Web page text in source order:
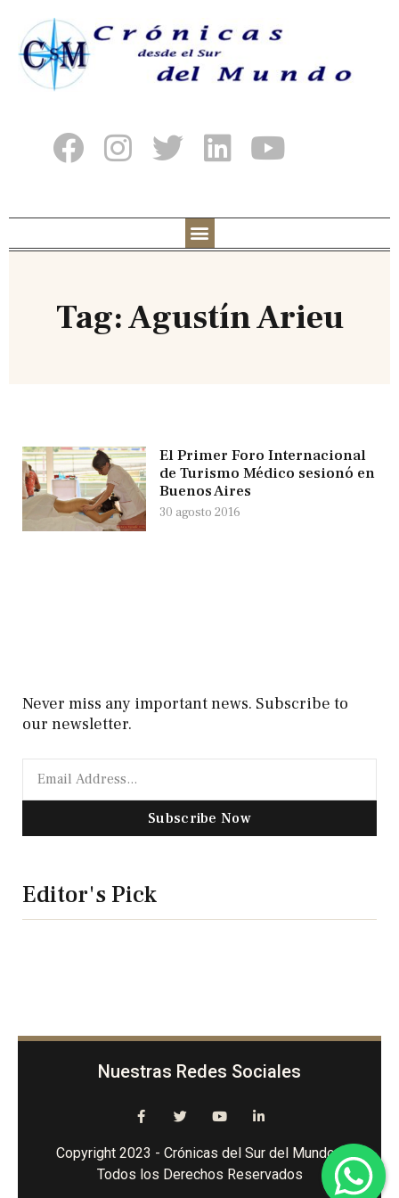
Tag: Agustín Arieu
El Primer Foro Internacional
de Turismo Médico sesionó en
Buenos Aires
30 agosto 2016
Never miss any important news. Subscribe to
our newsletter.
Subscribe Now
Editor's Pick
Nuestras Redes Sociales
Copyright 2023 - Crónicas del Sur del Mundo -
Todos los Derechos Reservados